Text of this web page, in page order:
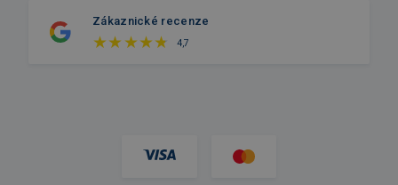
Zákaznické recenze
4,7